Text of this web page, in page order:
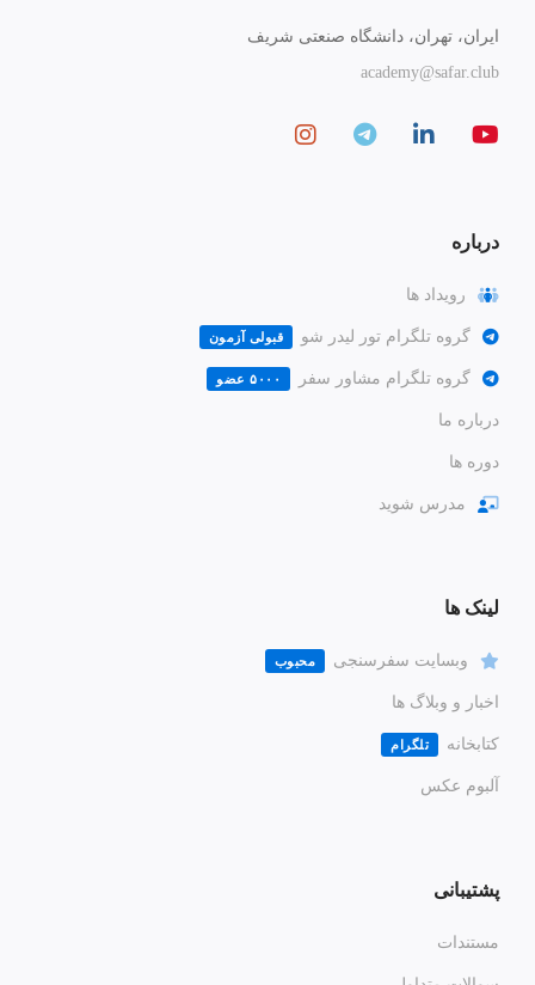
ایران، تهران، دانشگاه صنعتی شریف
academy@safar.club
درباره
رویداد ها
گروه تلگرام تور لیدر شو قبولی آزمون
گروه تلگرام مشاور سفر ۵۰۰۰ عضو
درباره ما
دوره ها
مدرس شوید
لینک ها
وبسایت سفرسنجی محبوب
اخبار و وبلاگ ها
کتابخانه تلگرام
آلبوم عکس
پشتیبانی
مستندات